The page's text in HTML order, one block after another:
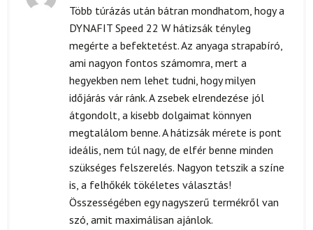
Értékelés:
Több túrázás után bátran mondhatom, hogy a
DYNAFIT Speed 22 W hátizsák tényleg
megérte a befektetést. Az anyaga strapabíró,
ami nagyon fontos számomra, mert a
hegyekben nem lehet tudni, hogy milyen
időjárás vár ránk. A zsebek elrendezése jól
átgondolt, a kisebb dolgaimat könnyen
megtalálom benne. A hátizsák mérete is pont
ideális, nem túl nagy, de elfér benne minden
szükséges felszerelés. Nagyon tetszik a színe
is, a felhőkék tökéletes választás!
Összességében egy nagyszerű termékről van
szó, amit maximálisan ajánlok.